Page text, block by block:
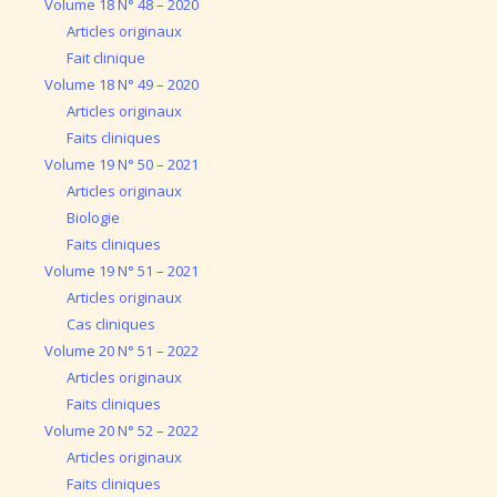
Volume 18 N° 48 – 2020
Articles originaux
Fait clinique
Volume 18 N° 49 – 2020
Articles originaux
Faits cliniques
Volume 19 N° 50 – 2021
Articles originaux
Biologie
Faits cliniques
Volume 19 N° 51 – 2021
Articles originaux
Cas cliniques
Volume 20 N° 51 – 2022
Articles originaux
Faits cliniques
Volume 20 N° 52 – 2022
Articles originaux
Faits cliniques